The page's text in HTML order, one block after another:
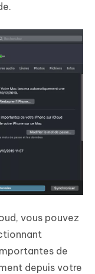
vous pouvez
de
depuis votre